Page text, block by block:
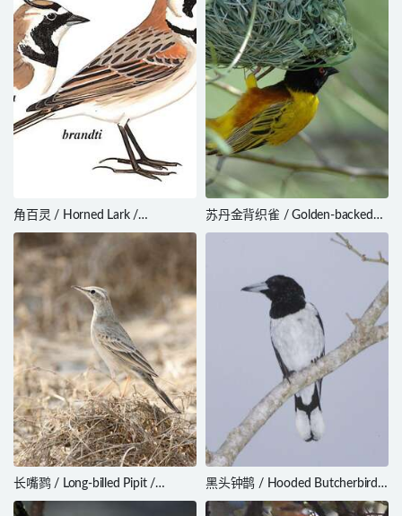
角百灵 / Horned Lark /
Eremophila alpestris
苏丹金背织雀 / Golden-backed
Weaver / Ploceus jacksoni
长嘴鹨 / Long-billed Pipit /
Anthus similis
黑头钟鹊 / Hooded Butcherbird /
Cracticus cassicus